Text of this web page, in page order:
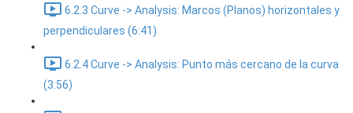
6.2.3 Curve -> Analysis: Marcos (Planos) horizontales y
perpendiculares (6:41)
6.2.4 Curve -> Analysis: Punto más cercano de la curva
(3:56)